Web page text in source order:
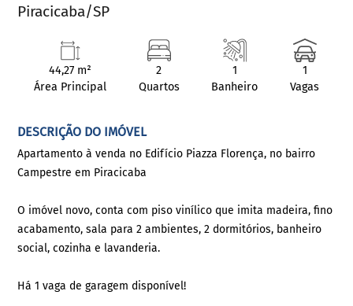
Piracicaba/SP
44,27 m²
Área Principal
2
Quartos
1
Banheiro
1
Vagas
DESCRIÇÃO DO IMÓVEL
Apartamento à venda no Edifício Piazza Florença, no bairro
Campestre em Piracicaba
O imóvel novo, conta com piso vinílico que imita madeira, fino
acabamento, sala para 2 ambientes, 2 dormitórios, banheiro
social, cozinha e lavanderia.
Há 1 vaga de garagem disponível!